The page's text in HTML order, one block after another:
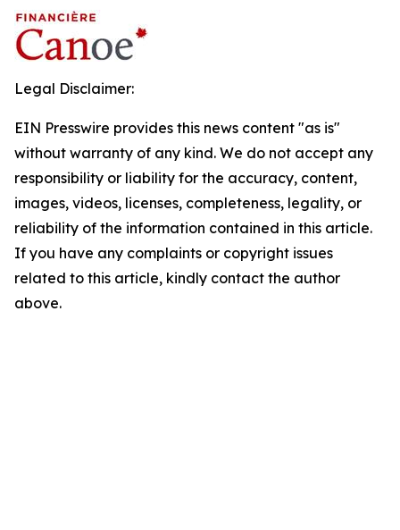
Legal Disclaimer:
EIN Presswire provides this news content "as is"
without warranty of any kind. We do not accept any
responsibility or liability for the accuracy, content,
images, videos, licenses, completeness, legality, or
reliability of the information contained in this article.
If you have any complaints or copyright issues
related to this article, kindly contact the author
above.